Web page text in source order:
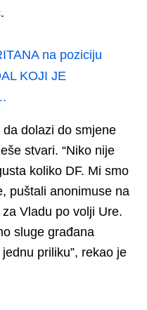
na poziciju
KOJI JE
dolazi do smjene
stvari. “Niko nije
koliko DF. Mi smo
puštali anonimuse na
Vladu po volji Ure.
sluge građana
priliku”, rekao je